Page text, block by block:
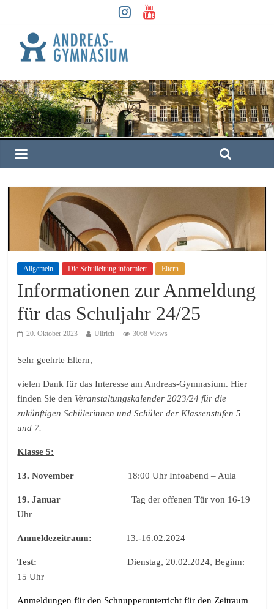
Allgemein Die Schulleitung informiert Eltern
Informationen zur Anmeldung
für das Schuljahr 24/25
20. Oktober 2023 Ullrich 3068 Views
Sehr geehrte Eltern,
vielen Dank für das Interesse am Andreas-Gymnasium. Hier
finden Sie den Veranstaltungskalender 2023/24 für die
zukünftigen Schülerinnen und Schüler der Klassenstufen 5
und 7.
Klasse 5:
13. November 18:00 Uhr Infoabend – Aula
19. Januar Tag der offenen Tür von 16-19
Uhr
Anmeldezeitraum: 13.-16.02.2024
Test: Dienstag, 20.02.2024, Beginn:
15 Uhr
Anmeldungen für den Schnupperunterricht für den Zeitraum